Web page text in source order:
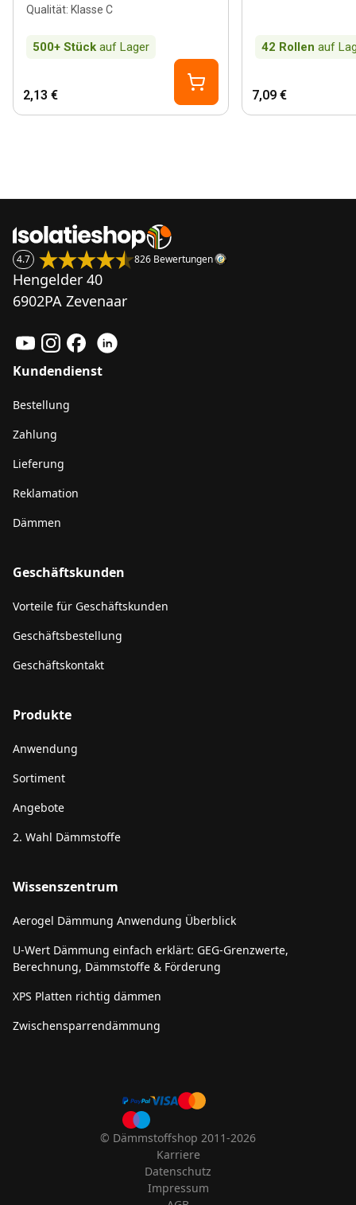
Qualität: Klasse C
500+ Stück auf Lager
2,13 €
42 Rollen auf
7,09 €
4.7 826 Bewertungen
Hengelder 40
6902PA Zevenaar
Kundendienst
Bestellung
Zahlung
Lieferung
Reklamation
Dämmen
Geschäftskunden
Vorteile für Geschäftskunden
Geschäftsbestellung
Geschäftskontakt
Produkte
Anwendung
Sortiment
Angebote
2. Wahl Dämmstoffe
Wissenszentrum
Aerogel Dämmung Anwendung Überblick
U-Wert Dämmung einfach erklärt: GEG-Grenzwerte,
Berechnung, Dämmstoffe & Förderung
XPS Platten richtig dämmen
Zwischensparrendämmung
© Dämmstoffshop 2011-2026
Karriere
Datenschutz
Impressum